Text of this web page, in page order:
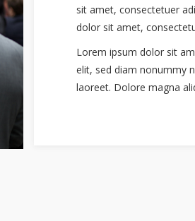
sit amet, consectetuer
dolor sit amet,
Lorem ipsum dolor sit
elit, sed diam nonummy
laoreet. Dolore magna